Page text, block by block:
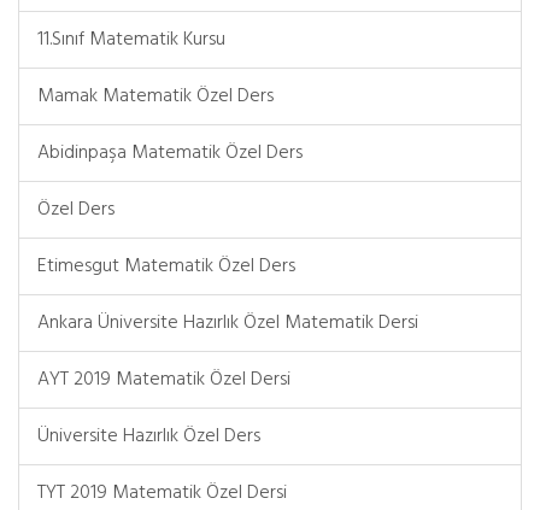
11.Sınıf Matematik Kursu
Mamak Matematik Özel Ders
Abidinpaşa Matematik Özel Ders
Özel Ders
Etimesgut Matematik Özel Ders
Ankara Üniversite Hazırlık Özel Matematik Dersi
AYT 2019 Matematik Özel Dersi
Üniversite Hazırlık Özel Ders
TYT 2019 Matematik Özel Dersi